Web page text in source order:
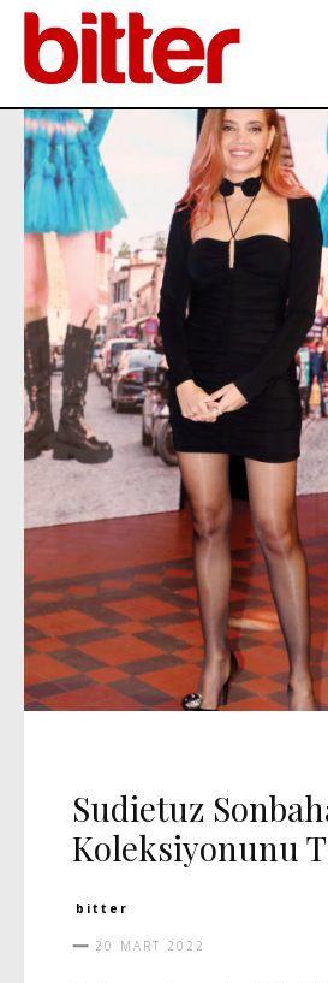
Sudietuz
Koleksiyonunu
bitter
20 MART 2022